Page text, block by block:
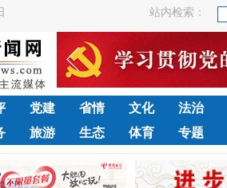
站内检索：
党建 省情 文化
法治
旅游 生态 体育 专题